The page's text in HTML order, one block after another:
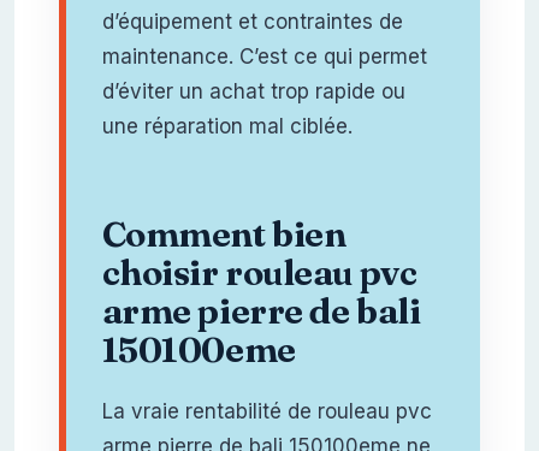
d’équipement et contraintes de
maintenance. C’est ce qui permet
d’éviter un achat trop rapide ou
une réparation mal ciblée.
Comment bien
choisir rouleau pvc
arme pierre de bali
150100eme
La vraie rentabilité de rouleau pvc
arme pierre de bali 150100eme ne